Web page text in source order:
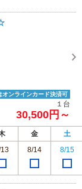
場です。
ンラインカード決済可
１台
30,500円～
金
土
8/14 8/15